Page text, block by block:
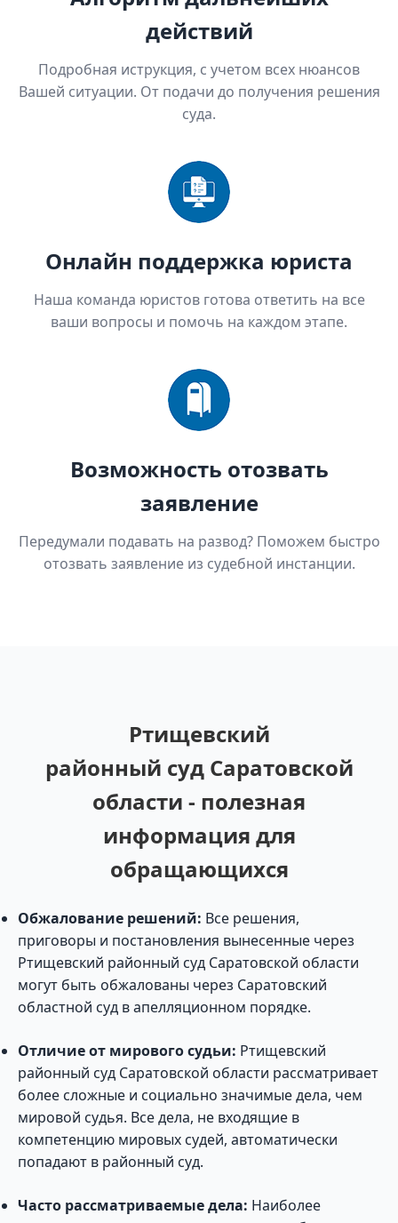
действий
Подробная иструкция, с учетом всех нюансов
Вашей ситуации. От подачи до получения решения
суда.
Онлайн поддержка юриста
Наша команда юристов готова ответить на все
ваши вопросы и помочь на каждом этапе.
Возможность отозвать
заявление
Передумали подавать на развод? Поможем быстро
отозвать заявление из судебной инстанции.
Ртищевский
районный суд Саратовской
области - полезная
информация для
обращающихся
Обжалование решений: Все решения,
приговоры и постановления вынесенные через
Ртищевский районный суд Саратовской области
могут быть обжалованы через Саратовский
областной суд в апелляционном порядке.
Отличие от мирового судьи: Ртищевский
районный суд Саратовской области рассматривает
более сложные и социально значимые дела, чем
мировой судья. Все дела, не входящие в
компетенцию мировых судей, автоматически
попадают в районный суд.
Часто рассматриваемые дела: Наиболее